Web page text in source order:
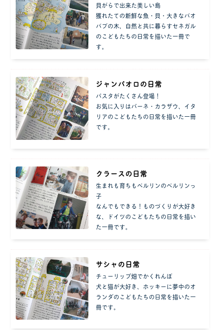
貝がらで出来た美しい島
獲れたての新鮮な魚・貝・大きなバオ
バブの木、自然と共に暮らすセネガル
のこどもたちの日常を描いた一冊で
す。
ジャンパオロの日常
パスタがたくさん登場！
お気に入りはパーネ・カラザウ、イタ
リアのこどもたちの日常を描いた一冊
です。
クラースの日常
生まれも育ちもベルリンのベルリンっ
子
なんでもできる！ものづくりが大好き
な、ドイツのこどもたちの日常を描い
た一冊です。
サシャの日常
チューリップ畑でかくれんぼ
犬と猫が大好き、ホッキーに夢中のオ
ランダのこどもたちの日常を描いた一
冊です。